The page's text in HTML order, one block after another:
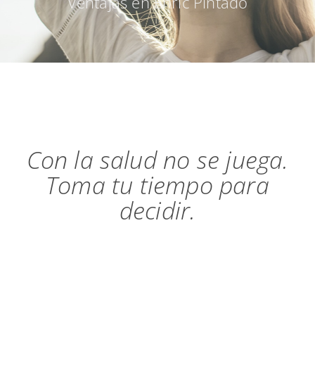
Con la salud no se juega.
Toma tu tiempo para
decidir.